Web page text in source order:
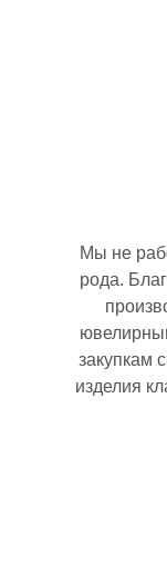
Мы не
рода.
закупкам
изделия